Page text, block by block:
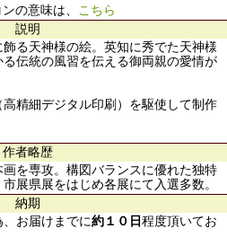
の意味は、 こちら
説明
る天神様の絵。英知に秀でた天神様
伝統の風習を伝える御両親の愛情が
精細デジタル印刷）を駆使して制作
作者略歴
を専攻。構図バランスに優れた独特
展県展をはじめ各展にて入選多数。
納期
お届けまでに約１０日 程度頂いてお